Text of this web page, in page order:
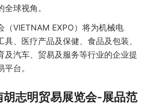
球视角。
（VIETNAM EXPO）将为机械电
具、医疗产品及保健、食品及包装、
及汽车、贸易及服务等行业的企业提
台。
志明贸易展览会-展品范